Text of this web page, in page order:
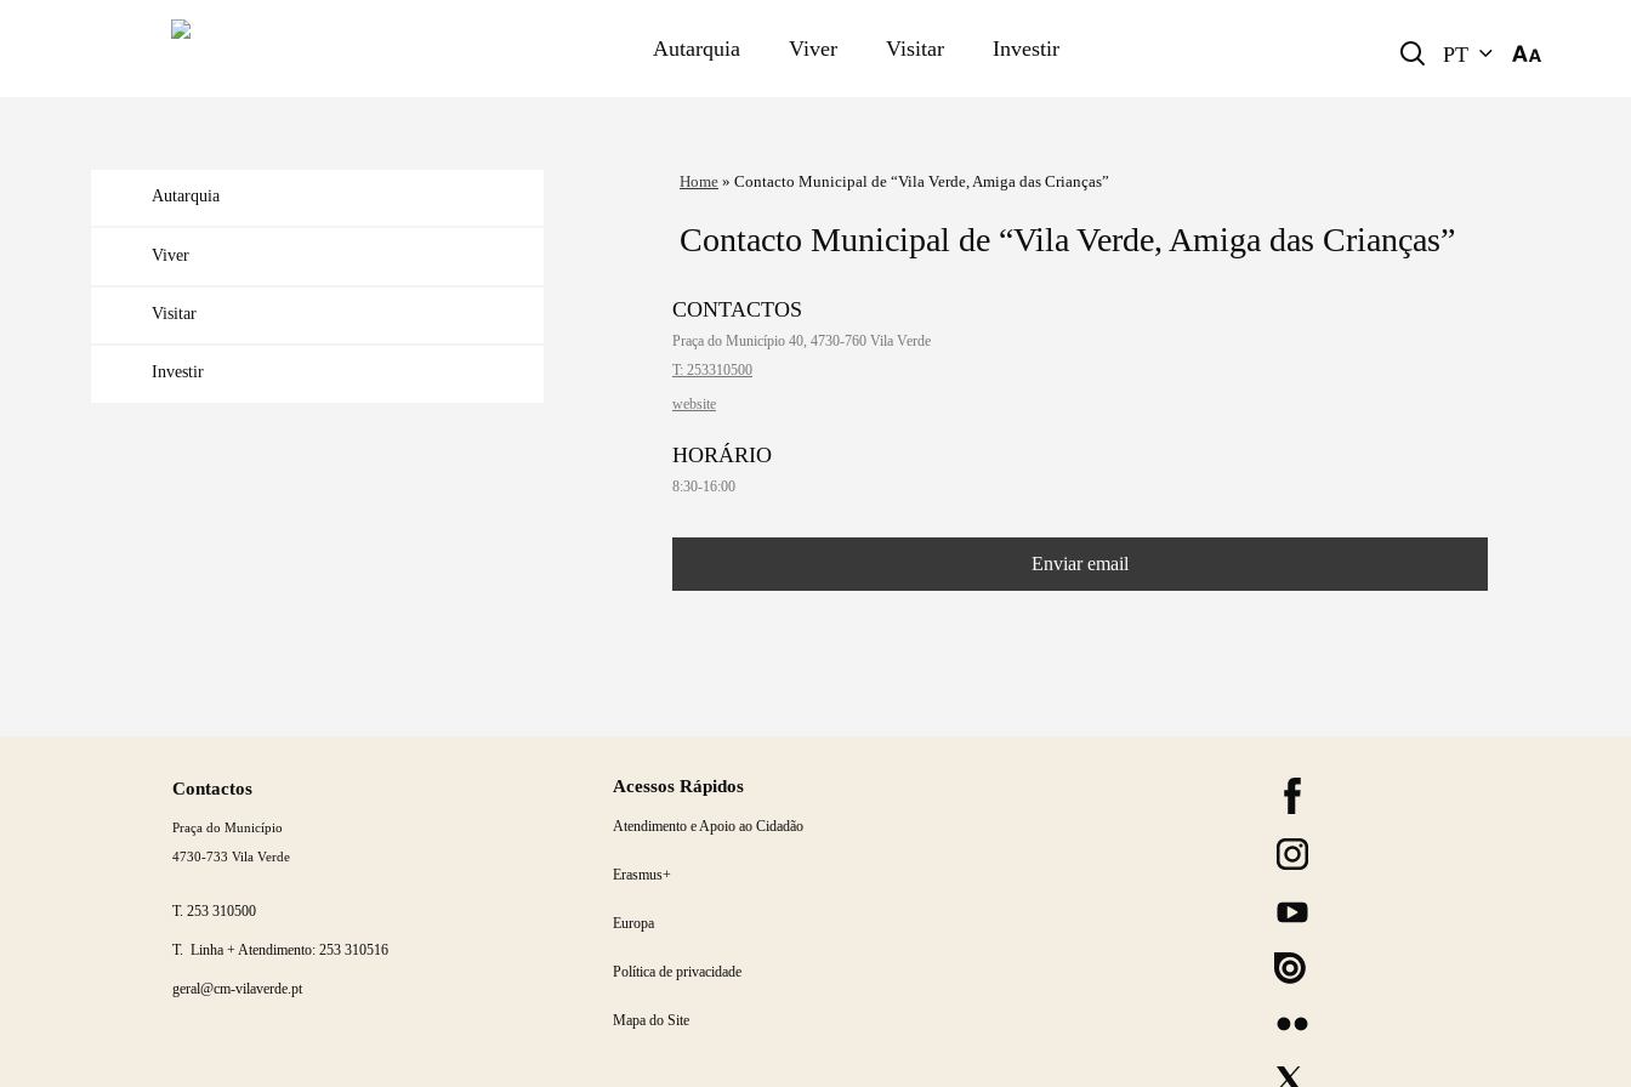
Autarquia Viver Visitar Investir PT
Filtros
Autarquia
Viver
Visitar
Investir
Home» Contacto Municipal de “Vila Verde, Amiga das Crianças”
Contacto Municipal de “Vila Verde, Amiga das Crianças”
CONTACTOS
Praça do Município 40, 4730-760 Vila Verde
T: 253310500
website
HORÁRIO
8:30-16:00
Enviar email
Contactos
Praça do Município
4730-733 Vila Verde
T. 253 310500
T. Linha + Atendimento: 253 310516
geral@cm-vilaverde.pt
Acessos Rápidos
Atendimento e Apoio ao Cidadão
Erasmus+
Europa
Política de privacidade
Mapa do Site